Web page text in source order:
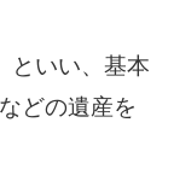
といい、基本
どの遺産を